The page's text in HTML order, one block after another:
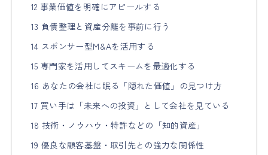
12 事業価値を明確にアピールする
13 負債整理と資産分離を事前に行う
14 スポンサー型M&Aを活用する
15 専門家を活用してスキームを最適化する
16 あなたの会社に眠る「隠れた価値」の見つけ方
17 買い手は「未来への投資」として会社を見ている
18 技術・ノウハウ・特許などの「知的資産」
19 優良な顧客基盤・取引先との強力な関係性